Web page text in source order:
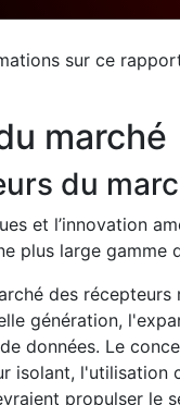
sur ce
marché
du
et l’innovation
plus large gamme
des
génération,
données. Le
isolant, l'utilisation
propulser le